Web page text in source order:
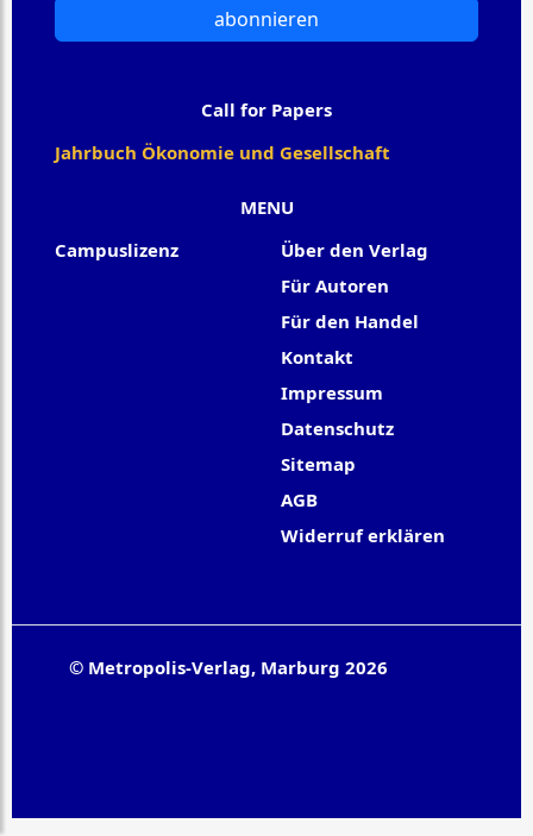
MENU
Campuslizenz
Über den Verlag
Für Autoren
Für den Handel
Kontakt
Impressum
Datenschutz
Sitemap
AGB
Widerruf erklären
abonnieren
Call for Papers
Jahrbuch Ökonomie und Gesellschaft
© Metropolis-Verlag, Marburg 2026